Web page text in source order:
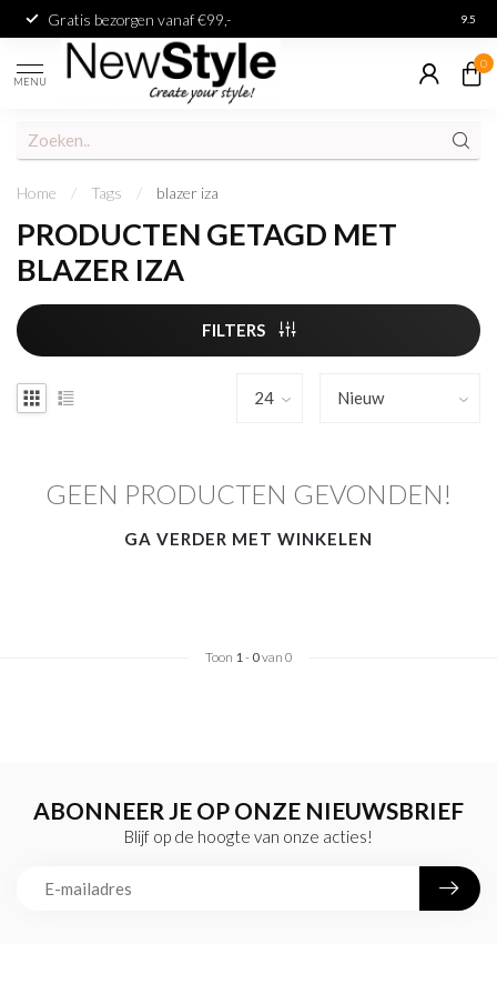
Gratis bezorgen vanaf €99,- 9.5
MENU
0
Home / Tags / blazer iza
PRODUCTEN GETAGD MET
BLAZER IZA
FILTERS
GEEN PRODUCTEN GEVONDEN!
GA VERDER MET WINKELEN
Toon 1- 0van 0
ABONNEER JE OP ONZE NIEUWSBRIEF
Blijf op de hoogte van onze acties!